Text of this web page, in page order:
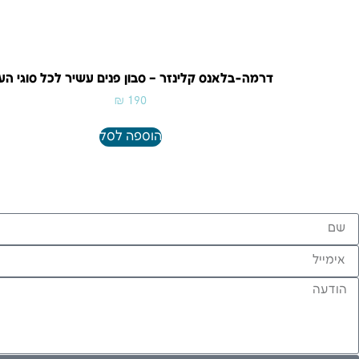
דרמה-בלאנס קלינזר – סבון פנים עשיר לכל סוגי
₪ 190
הוספה לסל